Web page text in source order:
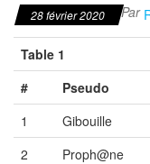
28 février 2020 Par
Table 1
#
Pseudo
1
Gibouille
2
Proph@ne